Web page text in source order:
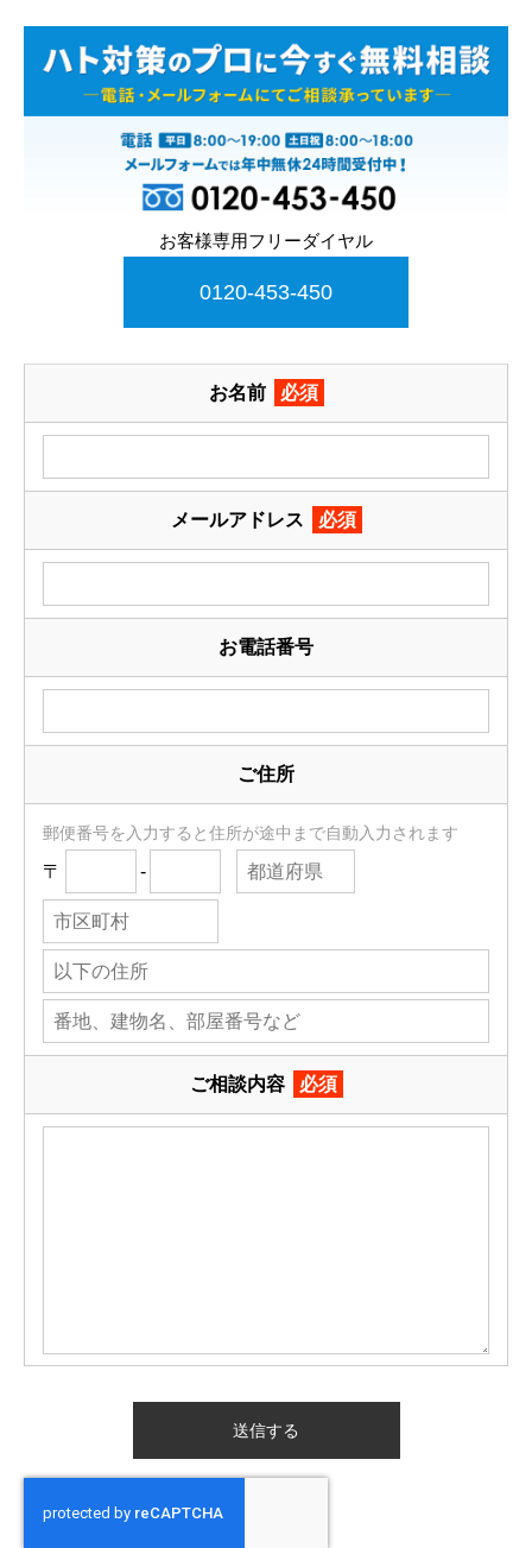
お客様専用フリーダイヤル
0120-453-450
お名前 必須
メールアドレス 必須
お電話番号
ご住所
郵便番号を入力すると住所が途中まで自動入力されます
〒 -
ご相談内容 必須